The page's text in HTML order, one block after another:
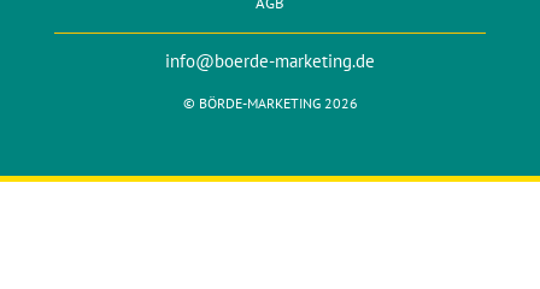
info@boerde-marketing.de
© BÖRDE-MARKETING 2026